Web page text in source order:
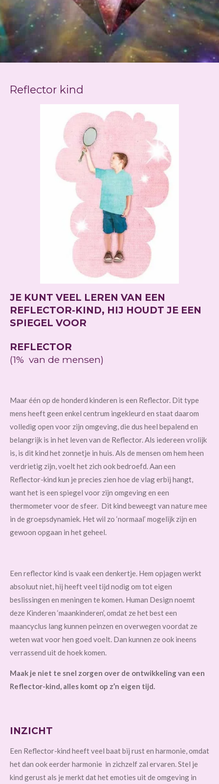
Reflector kind
JE KUNT VEEL LEREN VAN EEN
REFLECTOR-KIND, HIJ HOUDT JE EEN
SPIEGEL VOOR
REFLECTOR
(1% van de mensen)
Maar één op de honderd kinderen is een Reflector. Dit type
mens heeft geen enkel centrum ingekleurd en staat daarom
volledig open voor zijn omgeving, die dus heel bepalend en
belangrijk is in het leven van de Reflector. Als iedereen vrolijk
is, is dit kind het zonnetje in huis. Als de mensen om hem heen
verdrietig zijn, voelt het zich ook bedroefd. Aan een
Reflector-kind kun je precies zien hoe de vlag erbij hangt,
want het is een spiegel voor zijn omgeving en een
thermometer voor de sfeer. Dit kind beweegt van nature mee
in de groepsdynamiek. Het wil zo ‘normaal’ mogelijk zijn en
gewoon opgaan in het geheel.
Een reflector kind is vaak een denkertje. Hem opjagen werkt
absoluut niet, hij heeft veel tijd nodig om tot eigen
beslissingen en meningen te komen. Human Design noemt
deze Kinderen ‘maankinderen’, omdat ze het best een
maancyclus lang kunnen peinzen en overwegen voordat ze
weten wat voor hen goed voelt. Dan kunnen ze ook ineens
verrassend uit de hoek komen.
Maak je niet te snel zorgen over de ontwikkeling van een
Reflector-kind, alles komt op z’n eigen tijd.
INZICHT
Een Reflector-kind heeft veel baat bij rust en harmonie, omdat
het dan ook eerder harmonie in zichzelf zal ervaren. Stel je
kind gerust als je merkt dat het emoties uit de omgeving in